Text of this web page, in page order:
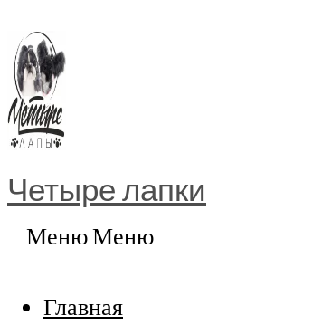
к
содержимому
Четыре лапки
МенюМеню
Главная